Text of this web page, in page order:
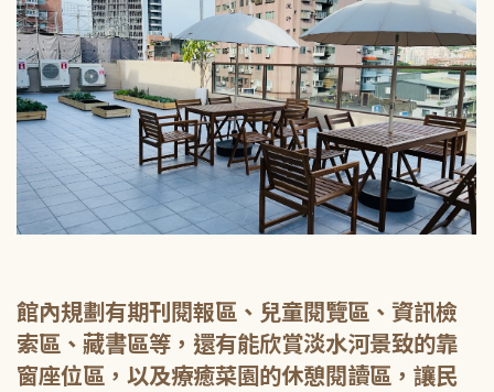
館內規劃有期刊閱報區、兒童閱覽區、資訊檢
索區、藏書區等，還有能欣賞淡水河景致的靠
窗座位區，以及療癒菜園的休憩閱讀區，讓民